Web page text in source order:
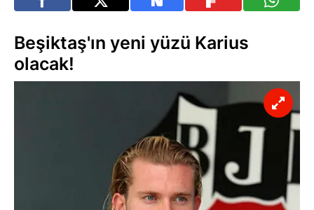
Beşiktaş'ın yeni yüzü Karius
olacak!